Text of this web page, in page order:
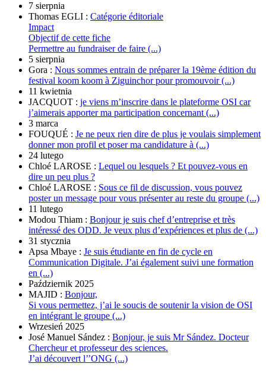
7 sierpnia
Thomas EGLI : Catégorie éditoriale
Impact
Objectif de cette fiche
Permettre au fundraiser de faire (...)
5 sierpnia
Gora : Nous sommes entrain de préparer la 19ème édition du
festival koom koom à Ziguinchor pour promouvoir (...)
11 kwietnia
JACQUOT : je viens m’inscrire dans le plateforme OSI car
j’aimerais apporter ma participation concernant (...)
3 marca
FOUQUÉ : Je ne peux rien dire de plus je voulais simplement
donner mon profil et poser ma candidature à (...)
24 lutego
Chloé LAROSE : Lequel ou lesquels ? Et pouvez-vous en
dire un peu plus ?
Chloé LAROSE : Sous ce fil de discussion, vous pouvez
poster un message pour vous présenter au reste du groupe (...)
11 lutego
Modou Thiam : Bonjour je suis chef d’entreprise et très
intéressé des ODD. Je veux plus d’expériences et plus de (...)
31 stycznia
Apsa Mbaye : Je suis étudiante en fin de cycle en
Communication Digitale. J’ai également suivi une formation
en (...)
Październik 2025
MAJID : Bonjour,
Si vous permettez, j’ai le soucis de soutenir la vision de OSI
en intégrant le groupe (...)
Wrzesień 2025
José Manuel Sández : Bonjour, je suis Mr Sández. Docteur
Chercheur et professeur des sciences.
J’ai découvert l’’ONG (...)